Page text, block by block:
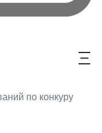
по конкуру